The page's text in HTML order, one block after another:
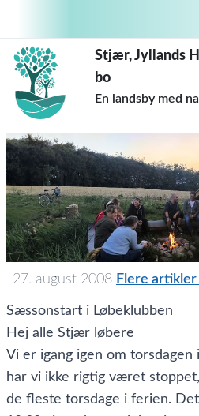
Stjær, Jyllands
bo
En landsby med
27. august 2008 Flere
Sæssonstart i Løbeklubben
Hej alle Stjær løbere
Vi er igang igen om torsdagen
har vi ikke rigtig været
de fleste torsdage i ferien.